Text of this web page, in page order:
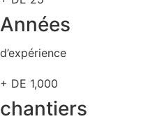
Années
d’expérience
+ DE 1,000
chantiers